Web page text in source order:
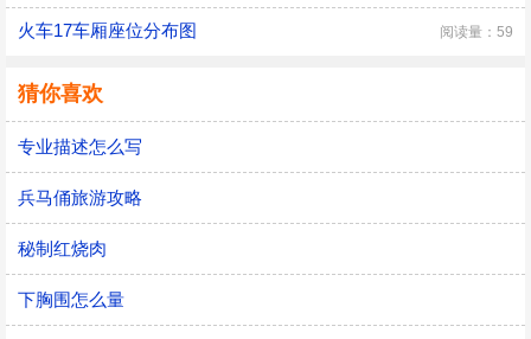
火车17车厢座位分布图 阅读量：59
猜你喜欢
专业描述怎么写
兵马俑旅游攻略
秘制红烧肉
下胸围怎么量